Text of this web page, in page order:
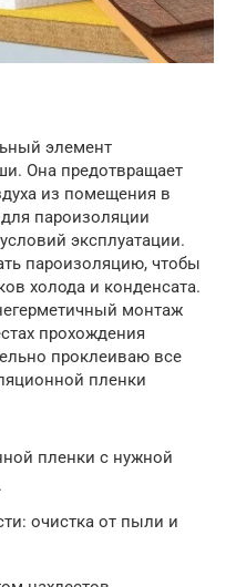
элемент
Она предотвращает
из помещения в
пароизоляции
эксплуатации.
пароизоляцию, чтобы
холода и конденсата.
монтаж
прохождения
проклеиваю все
пленки
пленки с нужной
очистка от пыли и